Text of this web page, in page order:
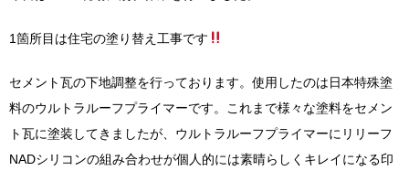
1箇所目は住宅の塗り替え工事です
セメント瓦の下地調整を行っております。使用したのは日本特殊塗
料のウルトラルーフプライマーです。これまで様々な塗料をセメン
ト瓦に塗装してきましたが、ウルトラルーフプライマーにリリーフ
NADシリコンの組み合わせが個人的には素晴らしくキレイになる印